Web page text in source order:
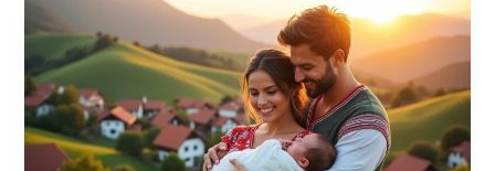
basque
:
comment
choisir
un
prénom